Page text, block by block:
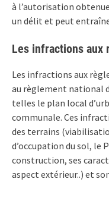
à l’autorisation
un délit et peut
Les infractions aux
Les infractions aux
au règlement national
telles le plan local
communale. Ces
des terrains
d’occupation du sol, le
construction, ses
aspect extérieur..) et